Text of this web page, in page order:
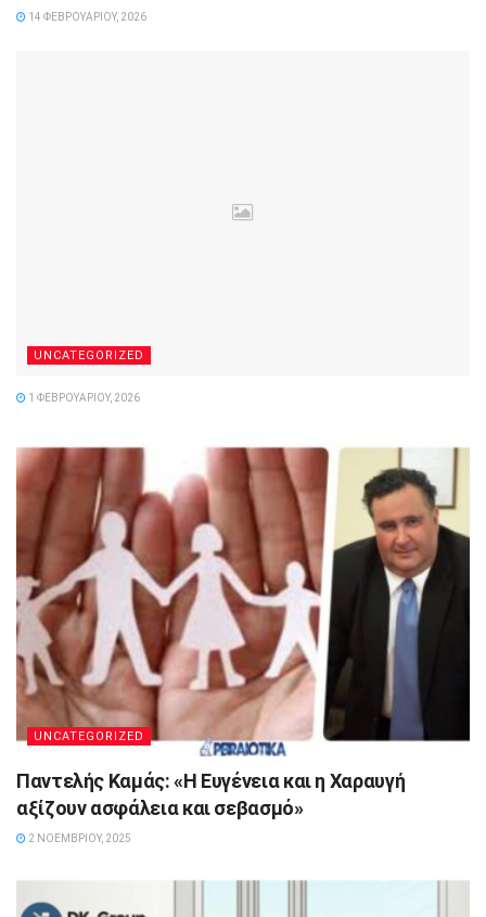
14 ΦΕΒΡΟΥΑΡΊΟΥ, 2026
UNCATEGORIZED
1 ΦΕΒΡΟΥΑΡΊΟΥ, 2026
UNCATEGORIZED
Παντελής Καμάς: «Η Ευγένεια και η Χαραυγή
αξίζουν ασφάλεια και σεβασμό»
2 ΝΟΕΜΒΡΊΟΥ, 2025